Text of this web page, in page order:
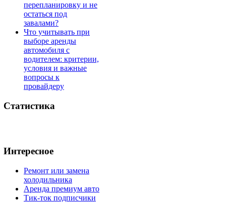
перепланировку и не
остаться под
завалами?
Что учитывать при
выборе аренды
автомобиля с
водителем: критерии,
условия и важные
вопросы к
провайдеру
Статистика
Интересное
Ремонт или замена
холодильника
Аренда премиум авто
Тик-ток подписчики